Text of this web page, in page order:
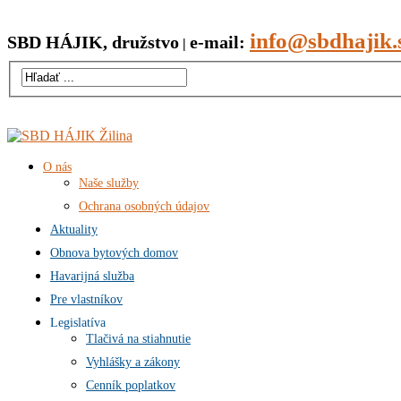
SBD HÁJIK, družstvo | e-mail:
O nás
Naše služby
Ochrana osobných údajov
Aktuality
Obnova bytových domov
Havarijná služba
Pre vlastníkov
Legislatíva
Tlačivá na stiahnutie
Vyhlášky a zákony
Cenník poplatkov